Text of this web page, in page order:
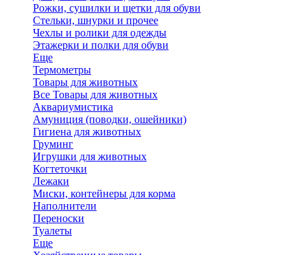
Рожки, сушилки и щетки для обуви
Стельки, шнурки и прочее
Чехлы и ролики для одежды
Этажерки и полки для обуви
Еще
Термометры
Товары для животных
Все Товары для животных
Аквариумистика
Амуниция (поводки, ошейники)
Гигиена для животных
Груминг
Игрушки для животных
Когтеточки
Лежаки
Миски, контейнеры для корма
Наполнители
Переноски
Туалеты
Еще